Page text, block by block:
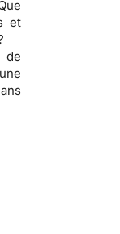
et
de